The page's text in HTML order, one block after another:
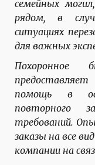
семейных
рядом, в
ситуациях
для важных
Похоронное
помощь в
повторного
требований.
заказы на все
компании на